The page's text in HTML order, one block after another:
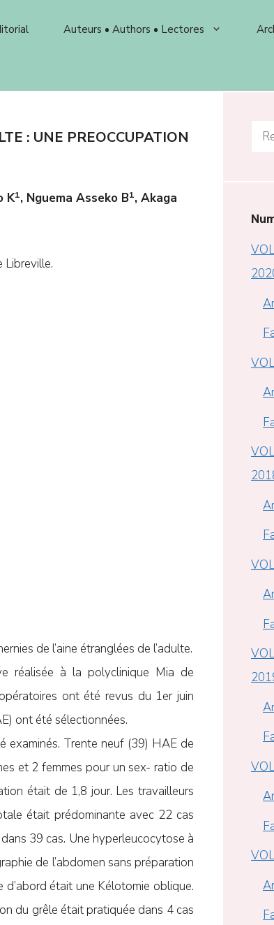
Auteurs • Authors • Lectores
: UNE PREOCCUPATION
K1, Nguema Asseko B1, Akaga
Libreville.
de l’aine étranglées de l’adulte.
réalisée à la polyclinique Mia de
ont été revus du 1er juin
ont été sélectionnées.
examinés. Trente neuf (39) HAE de
et 2 femmes pour un sex- ratio de
était de 1,8 jour. Les travailleurs
était prédominante avec 22 cas
39 cas. Une hyperleucocytose à
de l’abdomen sans préparation
était une Kélotomie oblique.
du grêle était pratiquée dans 4 cas